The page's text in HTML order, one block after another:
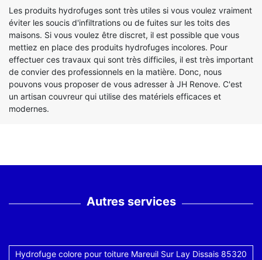
Les produits hydrofuges sont très utiles si vous voulez vraiment
éviter les soucis d'infiltrations ou de fuites sur les toits des
maisons. Si vous voulez être discret, il est possible que vous
mettiez en place des produits hydrofuges incolores. Pour
effectuer ces travaux qui sont très difficiles, il est très important
de convier des professionnels en la matière. Donc, nous
pouvons vous proposer de vous adresser à JH Renove. C'est
un artisan couvreur qui utilise des matériels efficaces et
modernes.
Autres services
Hydrofuge colore pour toiture Mareuil Sur Lay Dissais 85320